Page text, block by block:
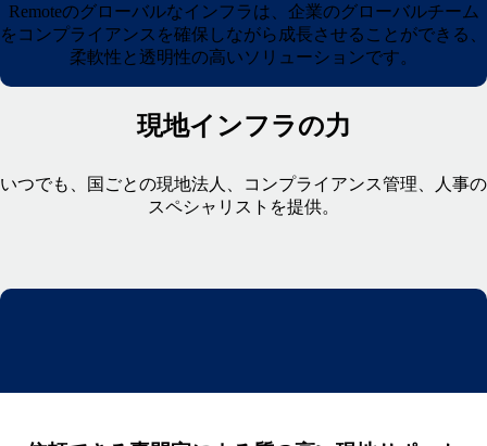
Remoteのグローバルなインフラは、企業のグローバルチーム
をコンプライアンスを確保しながら成長させることができる、
柔軟性と透明性の高いソリューションです。
現地インフラの力
いつでも、国ごとの現地法人、コンプライアンス管理、人事の
スペシャリストを提供。